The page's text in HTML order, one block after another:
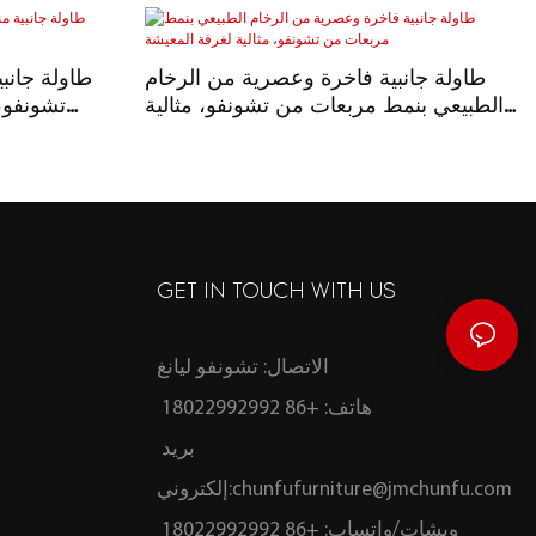
طاولة
طاولة جانبية فاخرة وعصرية من الرخام
الطبيعي بنمط مربعات من تشونفو، مثالية
GET IN TOUCH WITH US
الاتصال: تشونفو ليانغ
هاتف: +86 18022992992
إلكتروني:chunfufurniture@jmchunfu.com
ويشات/واتساب: +86 18022992992